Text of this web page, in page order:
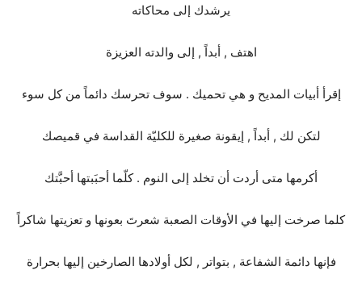
يرشدك إلى محاكاته
اهتف , أبداً , إلى والدته العزيزة
إقرأ أبيات المديح و هي تحميك . سوف تحرسك دائماً من كل سوء
لتكن لك , أبداً , إيقونة صغيرة للكليّة القداسة في قميصك
أكرمها متى أردت أن تخلد إلى النوم . كلّما أحبَبتها أحبَّتك
كلما صرخت إليها في الأوقات الصعبة شعرتَ بعونها و تعزيتها شاكراً
فإنها دائمة الشفاعة , بتواتر , لكل أولادها الصارخين إليها بحرارة